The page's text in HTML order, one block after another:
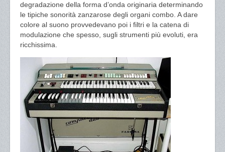
degradazione della forma d’onda originaria determinando
le tipiche sonorità zanzarose degli organi combo. A dare
colore al suono provvedevano poi i filtri e la catena di
modulazione che spesso, sugli strumenti più evoluti, era
ricchissima.